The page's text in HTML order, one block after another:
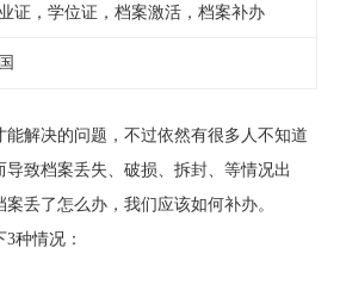
证，学位证，档案激活，档案补办
解决的问题，不过依然有很多人不知道
致档案丢失、破损、拆封、等情况出
丢了怎么办，我们应该如何补办。
3种情况：